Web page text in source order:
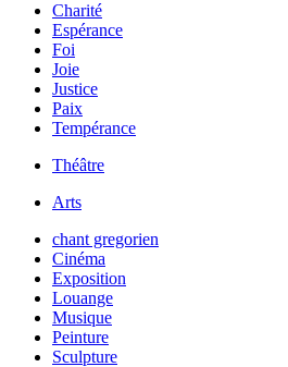
Charité
Espérance
Foi
Joie
Justice
Paix
Tempérance
Théâtre
Arts
chant gregorien
Cinéma
Exposition
Louange
Musique
Peinture
Sculpture